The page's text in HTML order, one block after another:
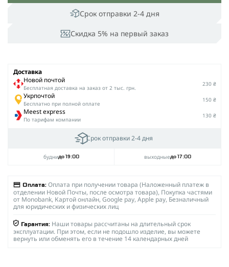
Срок отправки 2-4 дня
Скидка 5% на первый заказ
Доставка
Новой почтой
Беcплатная доставка на заказ от 2 тыс. грн.
230 ₴
Укрпочтой
Бесплатно при полной оплате
150 ₴
Meest express
По тарифам компании
130 ₴
Срок отправки 2-4 дня
буднидо 19:00 выходныедо 17:00
Оплата: Оплата при получении товара (Наложенный платеж в
отделении Новой Почты, после осмотра товара), Покупка частями
от Monobank, Картой онлайн, Google pay, Apple pay, Безналичный
для юридических и физических лиц
Гарантия: Наши товары рассчитаны на длительный срок
эксплуатации. При этом, если не подошло изделие, вы можете
вернуть или обменять его в течение 14 календарных дней